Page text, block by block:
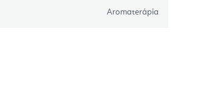
Aromaterápia